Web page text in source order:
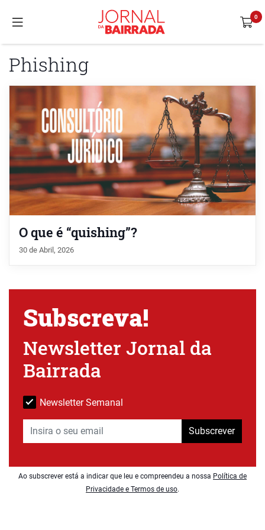
Phishing
O que é “quishing”?
30 de Abril, 2026
Subscreva!
Newsletter Jornal da
Bairrada
Newsletter Semanal
Subscrever
Ao subscrever está a indicar que leu e compreendeu a nossa Política de
Privacidade e Termos de uso.